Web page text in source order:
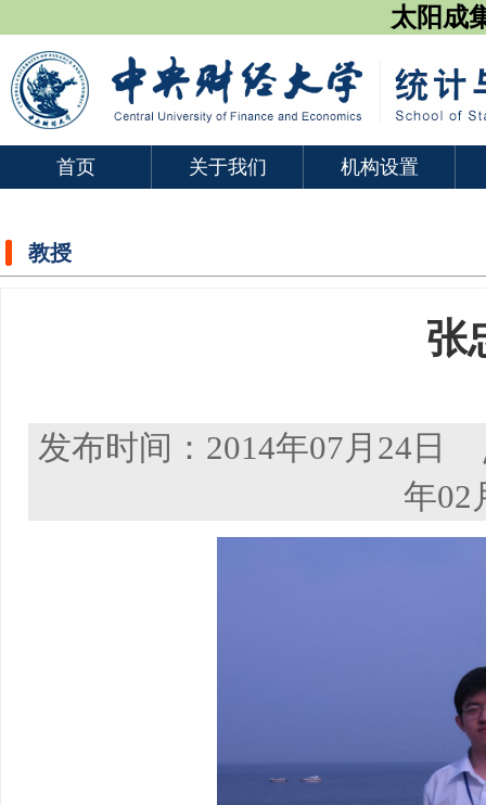
太阳成
首页 关于我们 机构设置
教授
张
发布时间：2014年07月24日
年02